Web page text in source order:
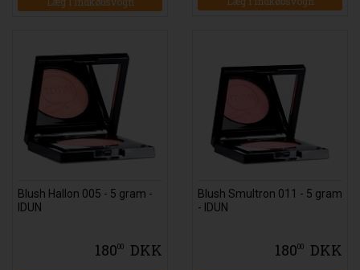
Blush Hallon 005 - 5 gram -
IDUN
18000 DKK
Blush Smultron 011 - 5 gram
- IDUN
18000 DKK